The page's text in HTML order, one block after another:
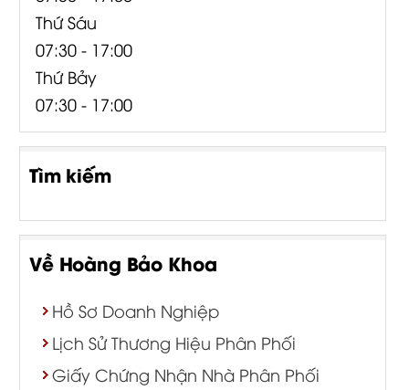
Thứ Sáu
07:30 - 17:00
Thứ Bảy
07:30 - 17:00
Tìm kiếm
Về Hoàng Bảo Khoa
Hồ Sơ Doanh Nghiệp
Lịch Sử Thương Hiệu Phân Phối
Giấy Chứng Nhận Nhà Phân Phối